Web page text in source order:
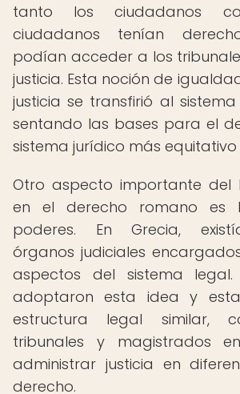
tanto los ciudadanos
ciudadanos tenían
podían acceder a los
justicia. Esta noción de
justicia se transfirió al
sentando las bases para el
sistema jurídico más equitativo
Otro aspecto importante del
en el derecho romano es
poderes. En Grecia,
órganos judiciales
aspectos del sistema legal.
adoptaron esta idea y
estructura legal similar,
tribunales y magistrados
administrar justicia en
derecho.